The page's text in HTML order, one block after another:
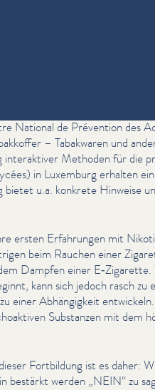
National de Prévention des
– Tabakwaren und
inter­ak­tiv­er Methoden für die
in Luxemburg erhalten
u.a. konkrete Hinweise
ersten Erfahrungen mit
beim Rauchen einer
Dampfen einer E‑Zigarette.
kann sich jedoch rasch zu
einer Abhängigkeit
Substanzen mit dem
Fortbildung ist es daher:
bestärkt werden „NEIN“ zu